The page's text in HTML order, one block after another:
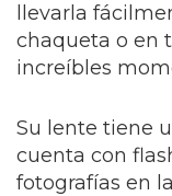
llevarla
chaqueta o en
increíbles
Su lente tiene
cuenta con
fotografías en